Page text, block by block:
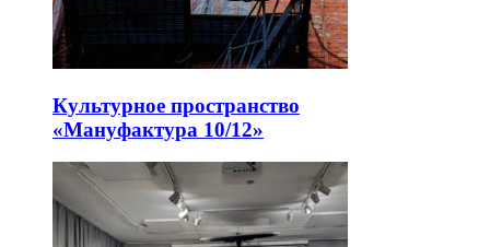
Культурное пространство
«Мануфактура 10/12»